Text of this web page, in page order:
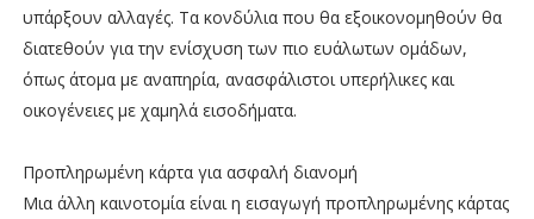
υπάρξουν αλλαγές. Τα κονδύλια που θα εξοικονομηθούν θα
διατεθούν για την ενίσχυση των πιο ευάλωτων ομάδων,
όπως άτομα με αναπηρία, ανασφάλιστοι υπερήλικες και
οικογένειες με χαμηλά εισοδήματα.
Προπληρωμένη κάρτα για ασφαλή διανομή
Μια άλλη καινοτομία είναι η εισαγωγή προπληρωμένης κάρτας